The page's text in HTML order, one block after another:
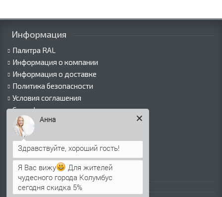
Информация
Палитра RAL
Информация о компании
Информация о доставке
Политика безопасности
Условия соглашения
Сертификаты
Виды покрытий
Как оформить заказ
Вакансии
Оплата
Пресс-центр
Каталог продукции
Анна
Я Вас вижу
Для жителей
чудесного города Колумбус
сегодня скидка 5%